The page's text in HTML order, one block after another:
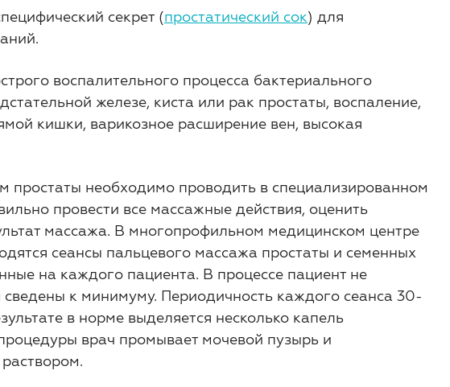
секрет (простатический сок) для
воспалительного процесса бактериального
железе, киста или рак простаты, воспаление,
кишки, варикозное расширение вен, высокая
простаты необходимо проводить в специализированном
провести все массажные действия, оценить
массажа. В многопрофильном медицинском центре
сеансы пальцевого массажа простаты и семенных
на каждого пациента. В процессе пациент не
к минимуму. Периодичность каждого сеанса 30-
в норме выделяется несколько капель
врач промывает мочевой пузырь и